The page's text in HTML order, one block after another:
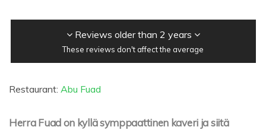
Reviews older than 2 years
These reviews don't affect the average
Restaurant: Abu Fuad
Herra Fuad on kyllä symppaattinen kaveri ja siitä